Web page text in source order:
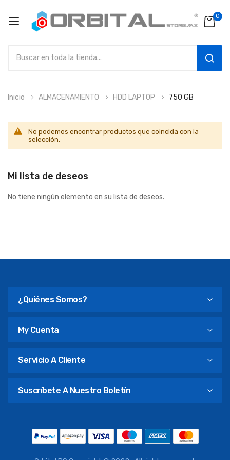
0
alInicio ALMACENAMIENTO HDD LAPTOP 750 GB
No podemos encontrar productos que coincida con la
selección.
Mi lista de deseos
No tiene ningún elemento en su lista de deseos.
¿Quiénes Somos?
My Cuenta
Servicio A Cliente
Suscríbete A Nuestro Boletín